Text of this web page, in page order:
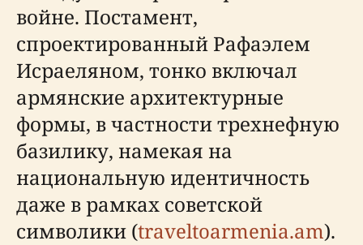
войне. Постамент,
спроектированный Рафаэлем
Исраеляном, тонко включал
армянские архитектурные
формы, в частности трехнефную
базилику, намекая на
национальную идентичность
даже в рамках советской
символики (traveltoarmenia.am).